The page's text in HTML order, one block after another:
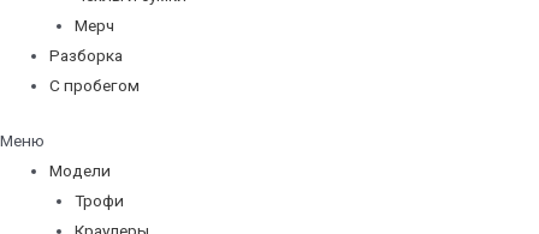
Мерч
Разборка
С пробегом
Меню
Модели
Трофи
Краулеры